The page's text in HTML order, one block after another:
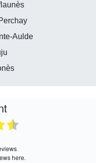
Aulde
here.